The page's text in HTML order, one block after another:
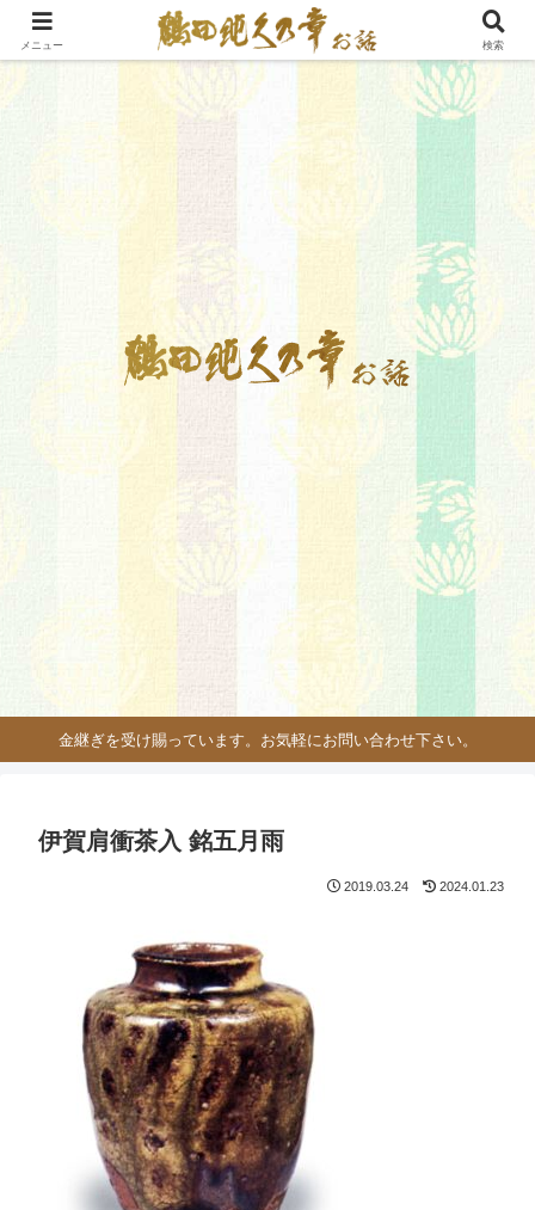
金継ぎを受け賜っています。お気軽にお問い合わせ下さい。
伊賀肩衝茶入 銘五月雨
2019.03.24 2024.01.23
メニュー 検索